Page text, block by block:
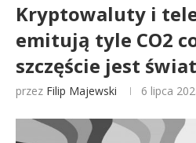
Kryptowaluty i
emitują tyle CO2
szczęście jest
przez Filip Majewski 6 lipca